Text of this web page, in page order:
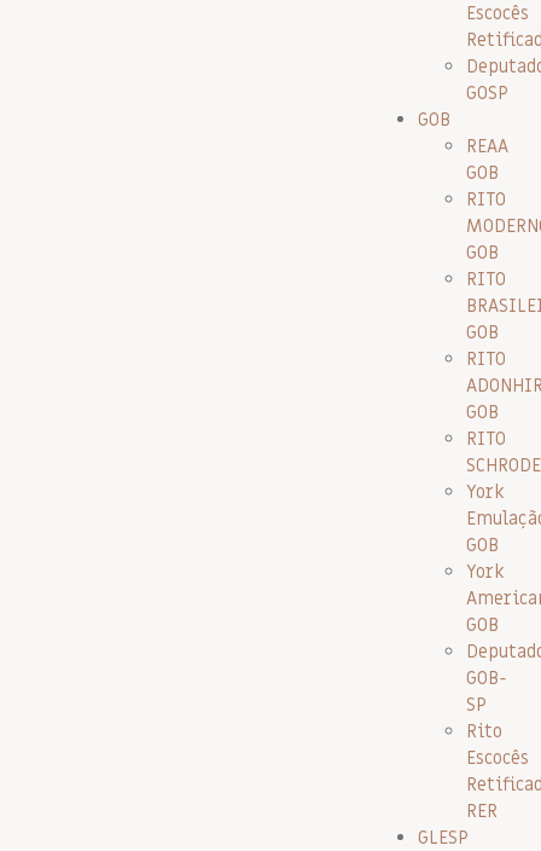
Escocês
GOSP
GOB
REAA
GOB
RITO
GOB
RITO
GOB
RITO
GOB
RITO
York
GOB
York
GOB
GOB-
SP
Rito
Escocês
RER
GLESP